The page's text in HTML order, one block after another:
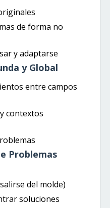
de forma no
y adaptarse
y Global
entre campos
contextos
Problemas
del molde)
soluciones